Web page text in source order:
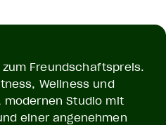
Freundschaftspreis.
Wellness und
modernen Studio mit
einer angenehmen